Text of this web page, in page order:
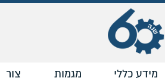
מידע כללי מגמות
צור